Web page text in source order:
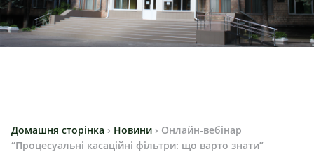
Домашня сторінка › Новини › Онлайн-вебінар
“Процесуальні касаційні фільтри: що варто знати”